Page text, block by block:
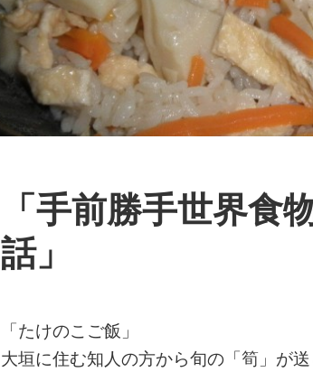
「手前勝手世界食
話」
「たけのこご飯」
大垣に住む知人の方から旬の「筍」が